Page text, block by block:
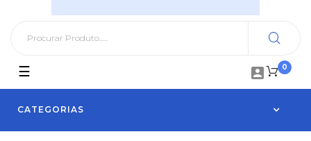
0

CATEGORIAS
Toggle
navigation
☰